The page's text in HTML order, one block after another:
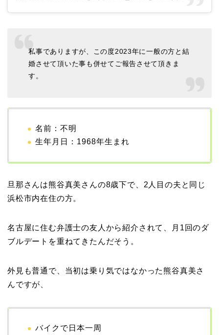
私事でありますが、この度2023年に一般の方と結
婚させて頂いた事も併せてご報告させて頂きま
す。
名前：不明
生年月日：1968年生まれ
旦那さんは熊谷真美さんの8歳下で、2人目の夫と同じ
浜松市内在住の方。
名古屋に住む弁護士の友人から紹介されて、月1回のダ
ブルデートを重ねてきたんだそう。
外見も普通で、当初は乗り気ではなかった熊谷真美さ
んですが、
バイクで日本一周